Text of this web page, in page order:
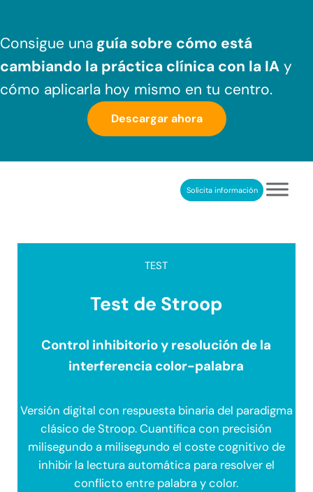
Consigue una guía sobre cómo está
cambiando la práctica clínica con la IA y
cómo aplicarla hoy mismo en tu centro.
Descargar ahora
REHABILITACIÓN COGNITIVA PROFESIONALSolicita información
TEST
Test de Stroop
Control inhibitorio y resolución de la
interferencia color-palabra
Versión digital con respuesta binaria del paradigma
clásico de Stroop. Cuantifica con precisión
milisegundo a milisegundo el coste cognitivo de
inhibir la lectura automática para resolver el
conflicto entre palabra y color.